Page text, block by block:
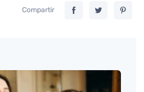
Compartir